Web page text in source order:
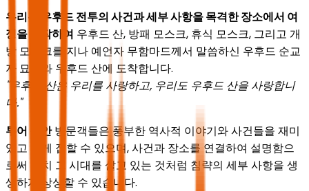
우리는 우후드 전투의 사건과 세부 사항을 목격한 장소에서 여
정을 시작하여 우후드 산, 방패 모스크, 휴식 모스크, 그리고 개
방 모스크를 지나 예언자 무함마드께서 말씀하신 우후드 순교
자 묘지와 우후드 산에 도착합니다.
"우후드 산은 우리를 사랑하고, 우리도 우후드 산을 사랑합니
다."
투어 동안방문객들은 풍부한 역사적 이야기와 사건들을 재미
있고 쉽게 접할 수 있으며, 사건과 장소를 연결하여 설명함으
로써 마치 그 시대를 살고 있는 것처럼 침략의 세부 사항을 생
생하게 상상할 수 있습니다.